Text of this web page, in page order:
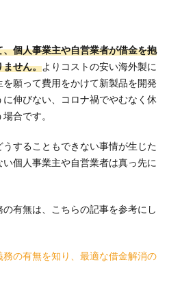
個人事業主や自営業者が借金を抱
ません。よりコストの安い海外製に
願って費用をかけて新製品を開発
伸びない、コロナ禍でやむなく休
合です。
することもできない事情が生じた
個人事業主や自営業者は真っ先に
有無は、こちらの記事を参考にし
務の有無を知り、最適な借金解消の